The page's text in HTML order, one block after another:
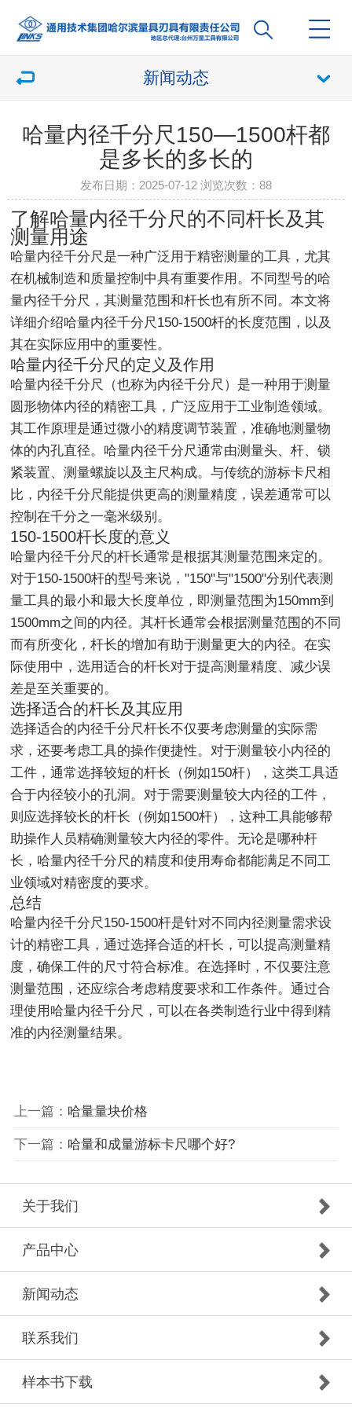
新闻动态
哈量内径千分尺150—1500杆都
是多长的多长的
发布日期：2025-07-12 浏览次数： 88
了解哈量内径千分尺的不同杆长及其
测量用途
哈量内径千分尺是一种广泛用于精密测量的工具，尤其
在机械制造和质量控制中具有重要作用。不同型号的哈
量内径千分尺，其测量范围和杆长也有所不同。本文将
详细介绍哈量内径千分尺150-1500杆的长度范围，以及
其在实际应用中的重要性。
哈量内径千分尺的定义及作用
哈量内径千分尺（也称为内径千分尺）是一种用于测量
圆形物体内径的精密工具，广泛应用于工业制造领域。
其工作原理是通过微小的精度调节装置，准确地测量物
体的内孔直径。哈量内径千分尺通常由测量头、杆、锁
紧装置、测量螺旋以及主尺构成。与传统的游标卡尺相
比，内径千分尺能提供更高的测量精度，误差通常可以
控制在千分之一毫米级别。
150-1500杆长度的意义
哈量内径千分尺的杆长通常是根据其测量范围来定的。
对于150-1500杆的型号来说，"150"与"1500"分别代表测
量工具的最小和最大长度单位，即测量范围为150mm到
1500mm之间的内径。其杆长通常会根据测量范围的不同
而有所变化，杆长的增加有助于测量更大的内径。在实
际使用中，选用适合的杆长对于提高测量精度、减少误
差是至关重要的。
选择适合的杆长及其应用
选择适合的内径千分尺杆长不仅要考虑测量的实际需
求，还要考虑工具的操作便捷性。对于测量较小内径的
工件，通常选择较短的杆长（例如150杆），这类工具适
合于内径较小的孔洞。对于需要测量较大内径的工件，
则应选择较长的杆长（例如1500杆），这种工具能够帮
助操作人员精确测量较大内径的零件。无论是哪种杆
长，哈量内径千分尺的精度和使用寿命都能满足不同工
业领域对精密度的要求。
总结
哈量内径千分尺150-1500杆是针对不同内径测量需求设
计的精密工具，通过选择合适的杆长，可以提高测量精
度，确保工件的尺寸符合标准。在选择时，不仅要注意
测量范围，还应综合考虑精度要求和工作条件。通过合
理使用哈量内径千分尺，可以在各类制造行业中得到精
准的内径测量结果。
上一篇： 哈量量块价格
下一篇： 哈量和成量游标卡尺哪个好?
关于我们
产品中心
新闻动态
联系我们
样本书下载